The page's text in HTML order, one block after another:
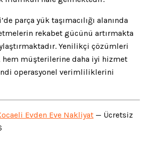
parça yük taşımacılığı alanında
rekabet gücünü artırmakta
Yenilikçi çözümleri
hem müşterilerine daha iyi hizmet
operasyonel verimliliklerini
Evden Eve Nakliyat — Ücretsiz